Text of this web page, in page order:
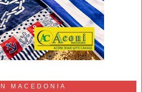
MACEDONIA